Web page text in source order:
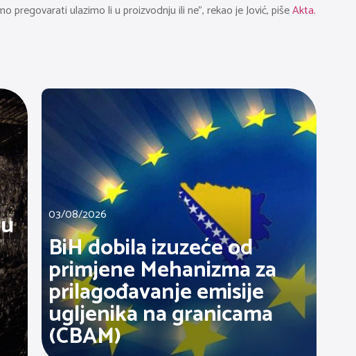
ulazimo li u proizvodnju ili ne”, rekao je Jović, pišeAkta.
03/08/2026
BiH dobila izuzeće od
primjene Mehanizma za
prilagođavanje emisije
ugljenika na granicama
(CBAM)